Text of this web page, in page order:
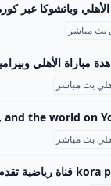
بث مباشر
بث مباشر
بث مباشر